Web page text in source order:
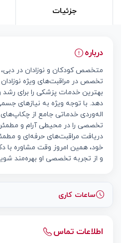
جزئیات
درباره
متخصص کودکان و نوزادان در
تخصص در مراقبت‌های ویژه
بهترین خدمات پزشکی را برای رشد
دهد. با توجه ویژه به نیازهای
اله‌وردی خدماتی جامع از
تخصصی را در محیطی آرام و مطمئن
دریافت مراقبت‌های حرفه‌ای و
خود، همین امروز وقت مشاوره با
و از تجربه تخصصی او بهره‌مند
ساعات کاری
اطلاعات تماس